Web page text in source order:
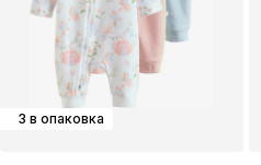
3 в опаковка